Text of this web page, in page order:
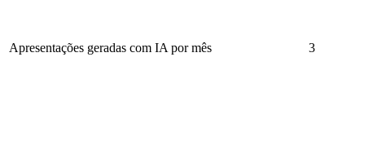
Apresentações geradas com IA por mês 3